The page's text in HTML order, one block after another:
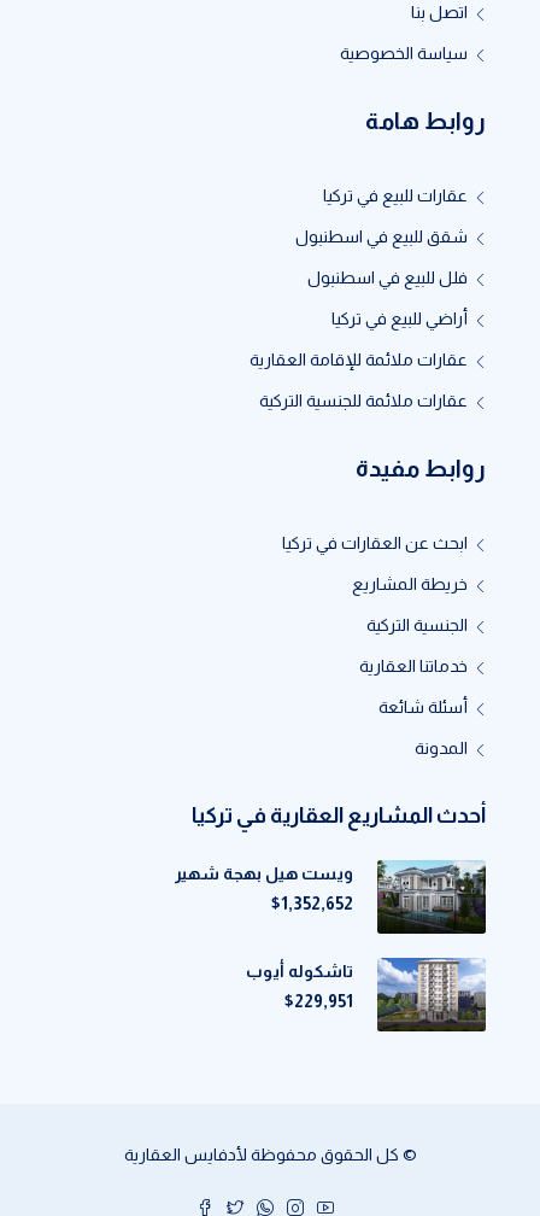
اتصل بنا
سياسة الخصوصية
روابط هامة
عقارات للبيع في تركيا
شقق للبيع في اسطنبول
فلل للبيع في اسطنبول
أراضي للبيع في تركيا
عقارات ملائمة للإقامة العقارية
عقارات ملائمة للجنسية التركية
روابط مفيدة
ابحث عن العقارات في تركيا
خريطة المشاريع
الجنسية التركية
خدماتنا العقارية
أسئلة شائعة
المدونة
أحدث المشاريع العقارية في تركيا
ويست هيل بهجة شهير
$1,352,652
تاشكوله أيوب
$229,951
© كل الحقوق محفوظة لأدفايس العقارية